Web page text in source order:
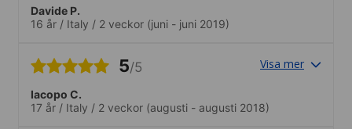
Davide P.
16 år / Italy / 2 veckor (juni - juni 2019)
5/5 Visa mer
Iacopo C.
17 år / Italy / 2 veckor (augusti - augusti 2018)